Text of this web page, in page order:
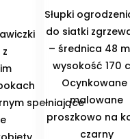
spełniające
Słupki
do siatki
– średnica 48
wysokość 170
Ocynkowane
malowane
proszkowo na
czarny